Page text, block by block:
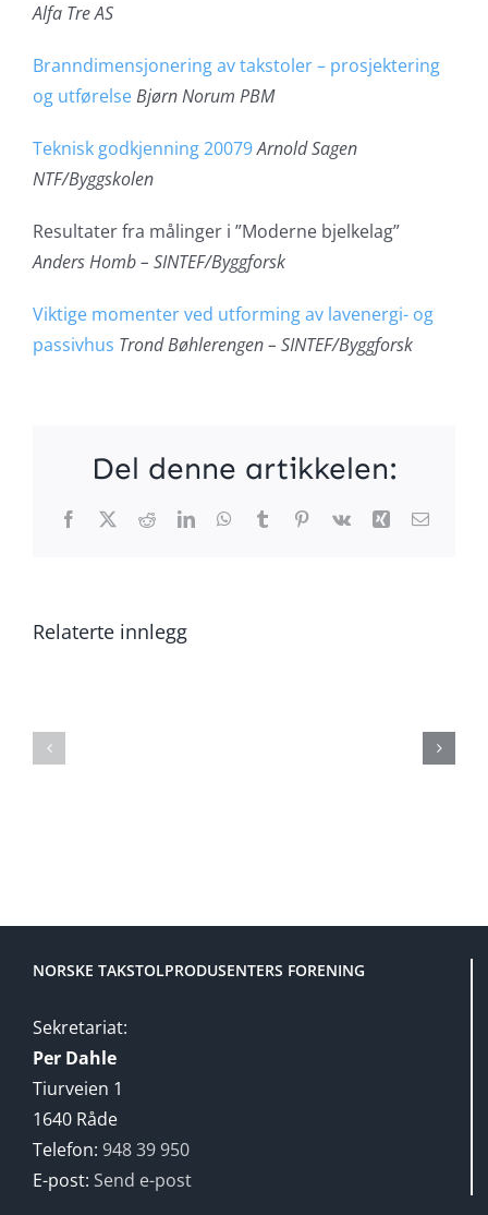
Alfa Tre AS
Branndimensjonering av takstoler – prosjektering
og utførelseBjørn Norum PBM
Teknisk godkjenning 20079Arnold Sagen
NTF/Byggskolen
Resultater fra målinger i ”Moderne bjelkelag”
Anders Homb – SINTEF/Byggforsk
Viktige momenter ved utforming av lavenergi- og
passivhus Trond Bøhlerengen – SINTEF/Byggforsk
Del denne artikkelen:
Facebook
X RedditLinkedInWhatsApp
TumblrPinterest
Vk Xing E-
Relaterte innlegg
NORSKE TAKSTOLPRODUSENTERS FORENING
Sekretariat:
Per Dahle
Tiurveien 1
1640 Råde
Telefon: 948 39 950
E-post: Send e-post